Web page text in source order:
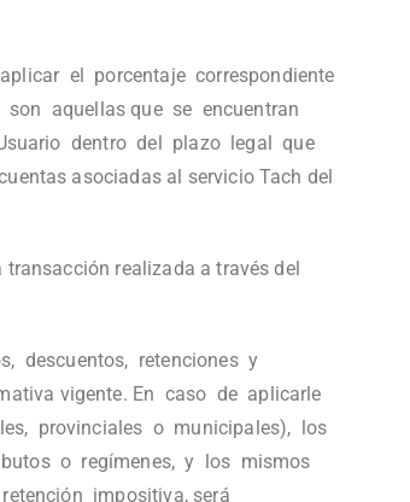
el porcentaje correspondiente
aquellas que se encuentran
dentro del plazo legal que
asociadas al servicio Tach del
realizada a través del
descuentos, retenciones y
vigente. En caso de aplicarle
provinciales o municipales), los
o regímenes, y los mismos
impositiva, será